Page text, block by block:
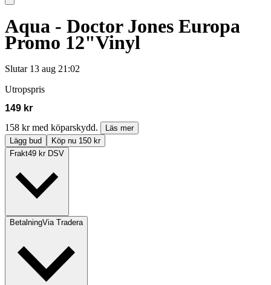
Aqua - Doctor Jones Europa
Promo 12"Vinyl
Slutar 13 aug 21:02
Utropspris
149 kr
158 kr med köparskydd.
Läs mer
Lägg bud
Köp nu 150 kr
Frakt49 kr DSV
BetalningVia Tradera